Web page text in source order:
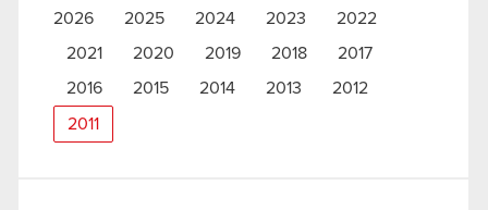
2026 2025 2024 2023
2022
2021
2020 2019 2018
2017
2016
2015 2014 2013 2012
2011